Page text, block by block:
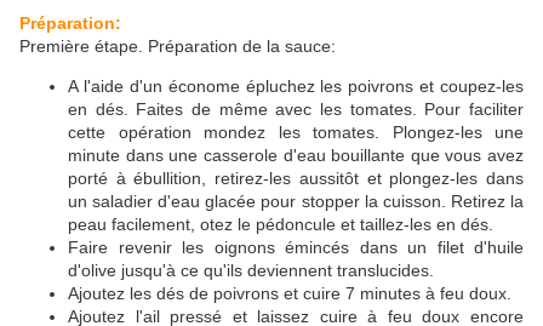
Préparation:
Première étape. Préparation de la sauce:
A l'aide d'un économe épluchez les poivrons et coupez-les
en dés. Faites de même avec les tomates. Pour faciliter
cette opération mondez les tomates. Plongez-les une
minute dans une casserole d'eau bouillante que vous avez
porté à ébullition, retirez-les aussitôt et plongez-les dans
un saladier d'eau glacée pour stopper la cuisson. Retirez la
peau facilement, otez le pédoncule et taillez-les en dés.
Faire revenir les oignons émincés dans un filet d'huile
d'olive jusqu'à ce qu'ils deviennent translucides.
Ajoutez les dés de poivrons et cuire 7 minutes à feu doux.
Ajoutez l'ail pressé et laissez cuire à feu doux encore